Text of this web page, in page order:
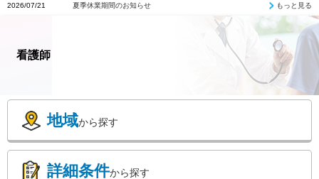
2026/07/21 夏季休業期間のお知らせ もっと見る
看護師
地域から探す
詳細条件から探す